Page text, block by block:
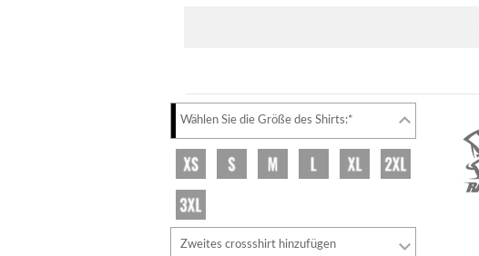
Wählen Sie die Größe des Shirts:*
Zweites crossshirt hinzufügen